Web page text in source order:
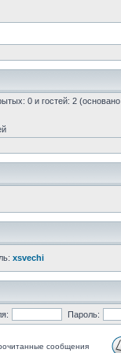
0 и гостей: 2
xsvechi
Пароль:
сообщения